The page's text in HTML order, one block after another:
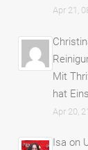
Apr 21,
Mit
hat
Apr 20,
Isa on